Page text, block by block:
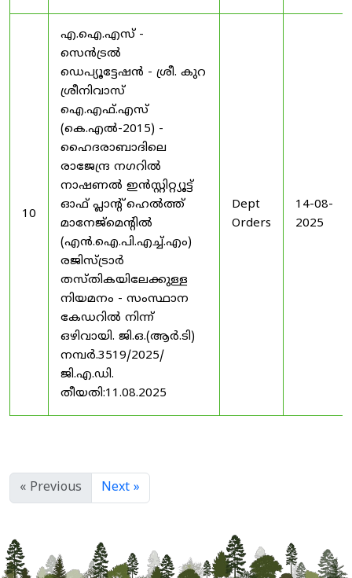
10
എ.ഐ.എസ് -
സെൻട്രൽ
ഡെപ്യൂട്ടേഷൻ - ശ്രീ. കുറ
ശ്രീനിവാസ്
ഐ.എഫ്.എസ്
(കെ.എൽ-2015) -
ഹൈദരാബാദിലെ
രാജേന്ദ്ര നഗറിൽ
നാഷണൽ ഇൻസ്റ്റിറ്റ്യൂട്ട്
ഓഫ് പ്ലാന്റ് ഹെൽത്ത്
മാനേജ്‌മെന്റിൽ
(എൻ.ഐ.പി.എച്ച്.എം)
രജിസ്ട്രാർ
തസ്തികയിലേക്കുള്ള
നിയമനം - സംസ്ഥാന
കേഡറിൽ നിന്ന്
ഒഴിവായി. ജി.ഒ.(ആർ.ടി)
നമ്പർ.3519/2025/
ജി.എ.ഡി.
തീയതി:11.08.2025
Dept
Orders
14-08-
2025
« Previous Next »